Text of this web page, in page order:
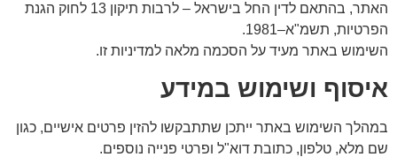
האתר, בהתאם לדין החל בישראל – לרבות תיקון 13 לחוק הגנת
הפרטיות, תשמ"א–1981.
השימוש באתר מעיד על הסכמה מלאה למדיניות זו.
איסוף ושימוש במידע
במהלך השימוש באתר ייתכן שתתבקשו להזין פרטים אישיים, כגון
שם מלא, טלפון, כתובת דוא"ל ופרטי פנייה נוספים.